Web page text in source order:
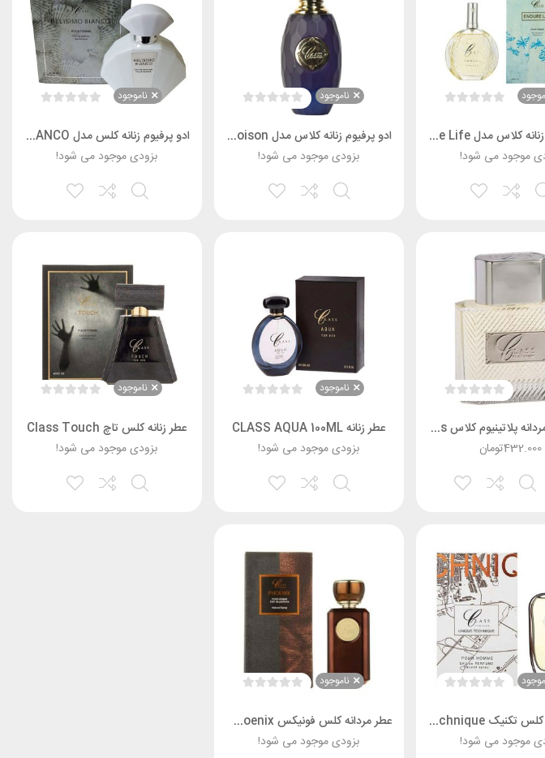
ادو پرفیوم زنانه کلاس مدل Endure Life حجم 100 میل
موجود می شود!
ناموجود
ادو پرفیوم زنانه کلاس مدل Poison حجم 75 میل
بزودی موجود می شود!
ناموجود
ادو پرفیوم زنانه کلس مدل BELISIMO BIANCO حجم 75 میلی لیتر
بزودی موجود می شود!
ادوپرفیوم مردانه پلاتینیوم کلاس Plotinum Class
تومان432.000
ناموجود
عطر زنانه CLASS AQUA 100ML
بزودی موجود می شود!
ناموجود
عطر زنانه کلس تاچ Class Touch
بزودی موجود می شود!
عطر مردانه کلس تکنیک Class Technique
موجود می شود!
ناموجود
عطر مردانه کلس فونیکس Class Phoenix
بزودی موجود می شود!